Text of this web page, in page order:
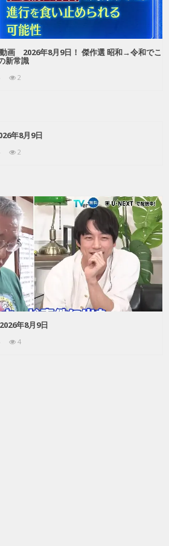
画 2026年8月9日！ 傑作選 昭和→令和でこ
新常識
2
年8月9日
2
年8月9日
4